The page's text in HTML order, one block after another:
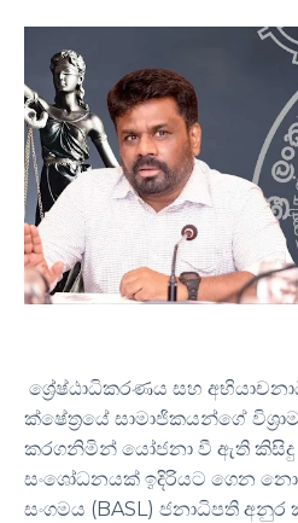
ශ්‍රේෂ්ඨාධිකරණය සහ
ක්ෂේත්‍රයේ සාමාජිකයන්ගේ
කරගනිමින් යෝජනා වී ඇති කිසිදු
සංශෝධනයක් ඉදිරියට ගෙන
සංගමය (BASL) ජනාධිපති අනුර